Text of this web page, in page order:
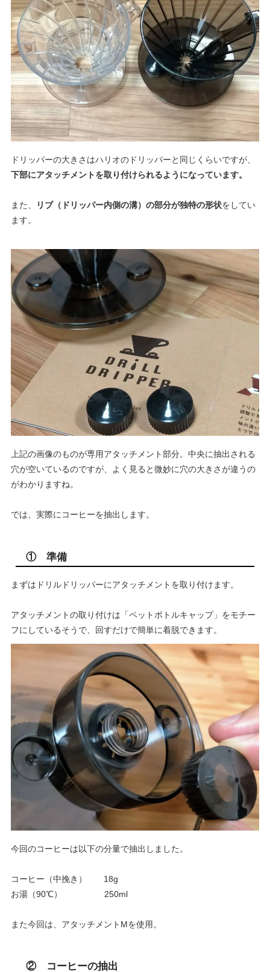
ドリッパーの大きさはハリオのドリッパーと同じくらいですが、
下部にアタッチメントを取り付けられるようになっています。
また、 リブ（ドリッパー内側の溝）の部分が独特の形状をしてい
ます。
上記の画像のものが専用アタッチメント部分。中央に抽出される
穴が空いているのですが、よく見ると微妙に穴の大きさが違うの
がわかりますね。
では、実際にコーヒーを抽出します。
① 準備
まずはドリルドリッパーにアタッチメントを取り付けます。
アタッチメントの取り付けは「ペットボトルキャップ」をモチー
フにしているそうで、回すだけで簡単に着脱できます。
今回のコーヒーは以下の分量で抽出しました。
コーヒー（中挽き） 18g
お湯（90℃） 250ml
また今回は、アタッチメントMを使用。
② コーヒーの抽出